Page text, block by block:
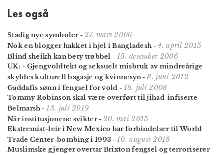
Les også
Stadig nye symboler- 27. mars 2006
Nok en blogger hakket i hjel i Bangladesh -4. april 2015
Blind sheikh kan bety trøbbel - 15. desember 2006
UK: - Gjengvoldtekt og seksuelt misbruk av mindreårige
skyldes kulturell bagasje og kvinnesyn-8. juni 2012
Gaddafis sønn i fengsel for vold - 18. juli 2008
Tommy Robinson skal være overført til jihad-infiserte
Belmarsh -13. juli 2019
Når institusjonene svikter- 20. mai 2015
Ekstremist-leir i New Mexico har forbindelser til World
Trade Center-bombing i 1993 -10. august 2018
Muslimske gjenger overtar Brixton fengsel og terroriserer